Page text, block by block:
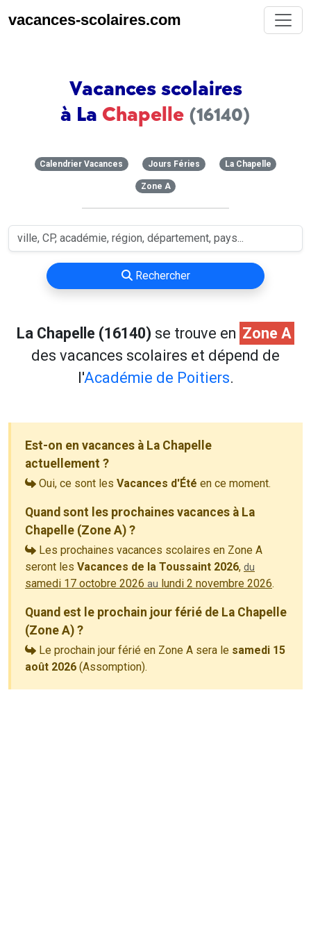
vacances-scolaires.com
Vacances scolaires
à La Chapelle (16140)
Calendrier Vacances Jours Féries La Chapelle
Zone A
Rechercher
La Chapelle (16140) se trouve en Zone A
des vacances scolaires et dépend de
l'Académie de Poitiers.
Est-on en vacances à La Chapelle
actuellement ?
Oui, ce sont les Vacances d'Été en ce moment.
Quand sont les prochaines vacances à La
Chapelle (Zone A) ?
Les prochaines vacances scolaires en Zone A
seront les Vacances de la Toussaint 2026, du
samedi 17 octobre 2026 au lundi 2 novembre 2026.
Quand est le prochain jour férié de La Chapelle
(Zone A) ?
Le prochain jour férié en Zone A sera le samedi 15
août 2026 (Assomption).